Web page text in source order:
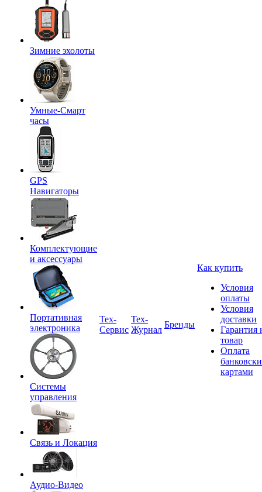
Зимние эхолоты
Умные-Смарт
часы
GPS
Навигаторы
Комплектующие
и аксессуары
Портативная
электроника
Системы
управления
Связь и Локация
Аудио-Видео
Tex-
Сервис
Тех-
Журнал
Бренды
Как купить
Условия
оплаты
Условия
доставки
Гарантия
товар
Оплата
картами